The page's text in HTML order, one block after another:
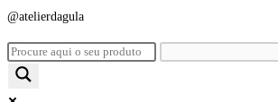
@atelierdagula